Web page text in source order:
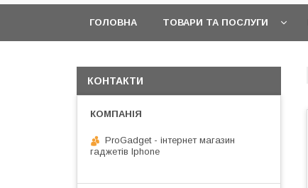
ГОЛОВНА ТОВАРИ ТА ПОСЛУГИ
КОНТАКТИ
ProGadget - iнтернет магазин
гаджетів Iphone